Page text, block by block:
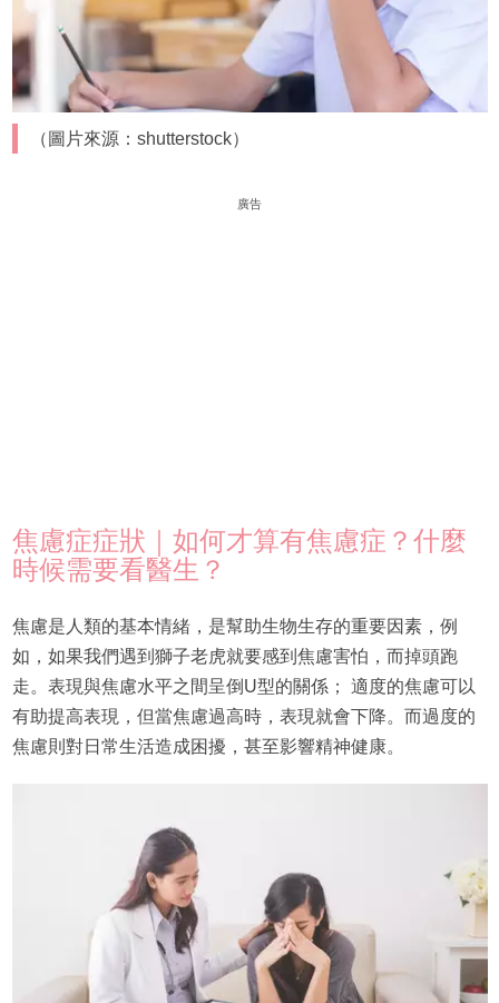
（圖片來源：shutterstock）
廣告
焦慮症症狀｜如何才算有焦慮症？什麼
時候需要看醫生？
焦慮是人類的基本情緒，是幫助生物生存的重要因素，例
如，如果我們遇到獅子老虎就要感到焦慮害怕，而掉頭跑
走。表現與焦慮水平之間呈倒U型的關係； 適度的焦慮可以
有助提高表現，但當焦慮過高時，表現就會下降。而過度的
焦慮則對日常生活造成困擾，甚至影響精神健康。